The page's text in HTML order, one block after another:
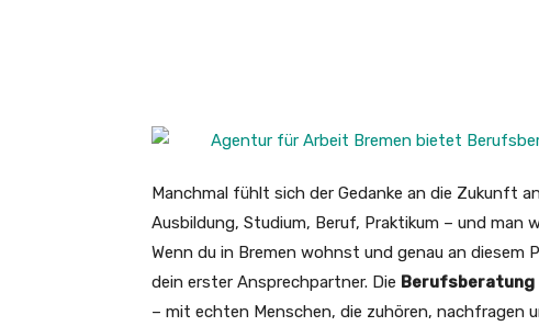
Manchmal fühlt sich der Gedanke an die Zukunft
Ausbildung, Studium, Beruf, Praktikum – und man
Wenn du in Bremen wohnst und genau an diesem
dein erster Ansprechpartner. Die Berufsberatung
– mit echten Menschen, die zuhören, nachfragen